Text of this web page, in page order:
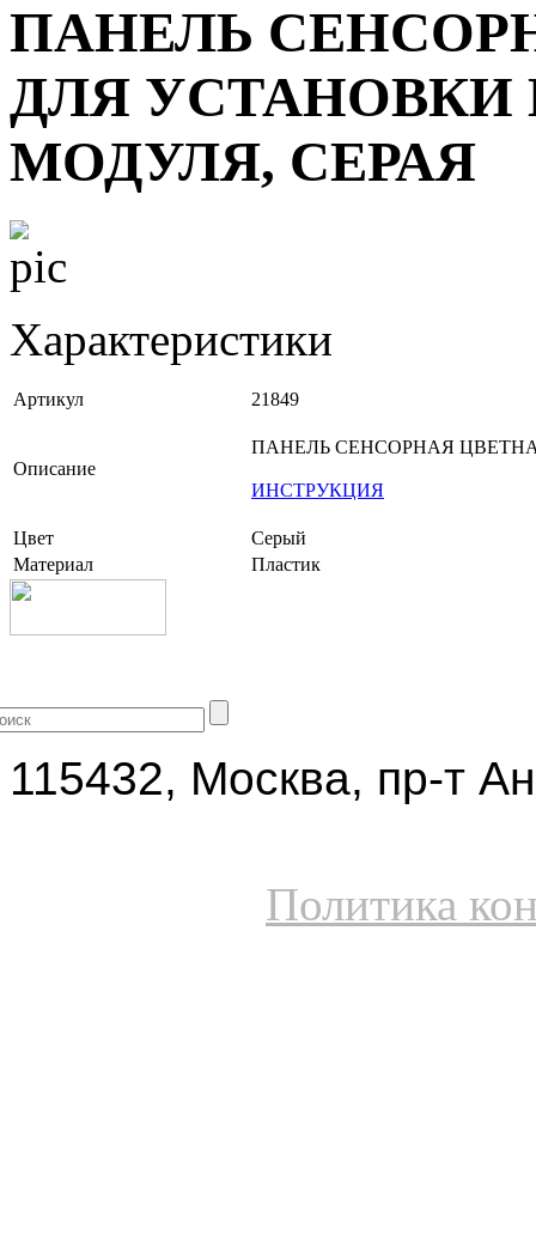
ПАНЕЛЬ
ДЛЯ УСТАНОВКИ
МОДУЛЯ, СЕРАЯ
Характеристики
Артикул 21849
Описание
ПАНЕЛЬ СЕНСОРНАЯ
ИНСТРУКЦИЯ
Цвет
Серый
Материал
Пластик
115432, Москва, пр-т
Политика